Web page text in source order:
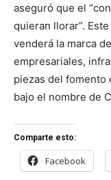
aseguró que el
quieran llorar”.
venderá la marca
empresariales,
piezas del fomento
bajo el nombre de
Comparte esto:
Facebook